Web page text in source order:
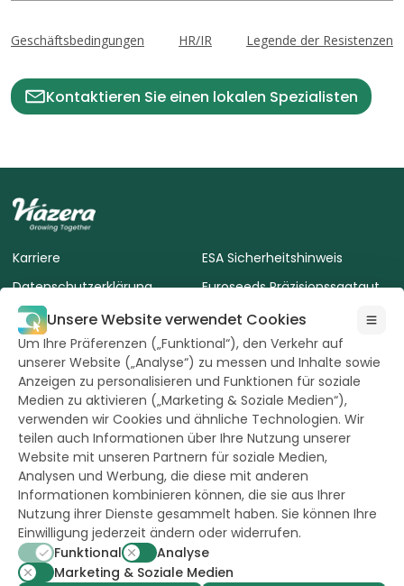
Geschäftsbedingungen HR/IR Legende der Resistenzen
Kontaktieren Sie einen lokalen Spezialisten
Karriere
Datenschutzerklärung
AVLB Saatgut
Cookie-Richtlinie
Nutzungsbedingungen
ESA Sicherheitshinweis
Euroseeds Präzisionssaatgut
Terms of use of the website
Alle Rechte
vorbehalten durch
Hazera 2026
Bleiben Sie auf dem Laufenden
Unsere Website verwendet Cookies
Um Ihre Präferenzen („Funktional“), den Verkehr auf
unserer Website („Analyse“) zu messen und Inhalte sowie
Anzeigen zu personalisieren und Funktionen für soziale
Medien zu aktivieren („Marketing & Soziale Medien“),
verwenden wir Cookies und ähnliche Technologien. Wir
teilen auch Informationen über Ihre Nutzung unserer
Website mit unseren Partnern für soziale Medien,
Analysen und Werbung, die diese mit anderen
Informationen kombinieren können, die sie aus Ihrer
Nutzung ihrer Dienste gesammelt haben. Sie können Ihre
Einwilligung jederzeit ändern oder widerrufen.
Funktional
Analyse
Marketing & Soziale Medien